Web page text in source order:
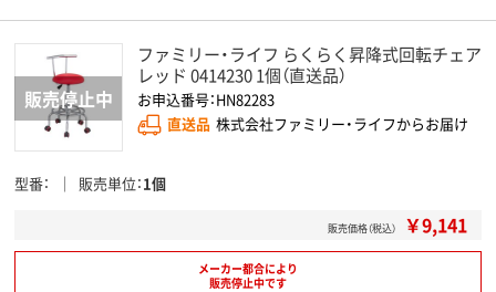
ファミリー・ライフ らくらく昇降式回転チェア
レッド 0414230 1個（直送品）
お申込番号：HN82283
直送品 株式会社ファミリー・ライフからお届け
型番 販売単位 1個
販売価格（税込） ￥9,141
メーカー都合により
販売停止中です